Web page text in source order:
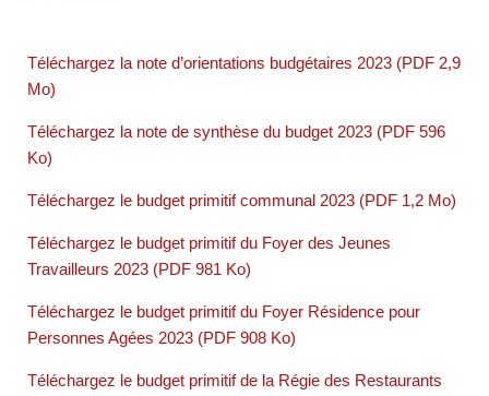
Téléchargez la note d’orientations budgétaires 2023 (PDF 2,9
Mo)
Téléchargez la note de synthèse du budget 2023 (PDF 596
Ko)
Téléchargez le budget primitif communal 2023 (PDF 1,2 Mo)
Téléchargez le budget primitif du Foyer des Jeunes
Travailleurs 2023 (PDF 981 Ko)
Téléchargez le budget primitif du Foyer Résidence pour
Personnes Agées 2023 (PDF 908 Ko)
Téléchargez le budget primitif de la Régie des Restaurants